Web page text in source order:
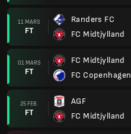
11 MARS
FT
Randers FC
FC Midtjylland
01 MARS
FT
FC Midtjylland
FC Copenhagen
25 FEB.
FT
AGF
FC Midtjylland